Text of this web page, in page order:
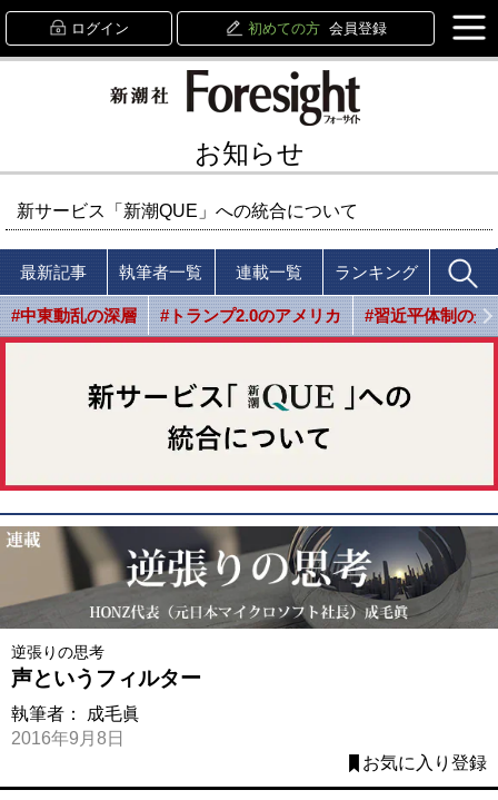
ログイン 初めての方 会員登録
お知らせ
新サービス「新潮QUE」への統合について
最新記事 執筆者一覧 連載一覧 ランキング
#中東動乱の深層 #トランプ2.0のアメリカ #習近平体制の光
逆張りの思考
声というフィルター
執筆者： 成毛眞
2016年9月8日
お気に入り登録